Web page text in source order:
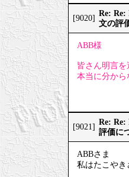
[9020]
Re:
文の評
ABB様
皆さん明言
本当に分から
[9021]
Re:
評価に
ABBさま
私はたこやき